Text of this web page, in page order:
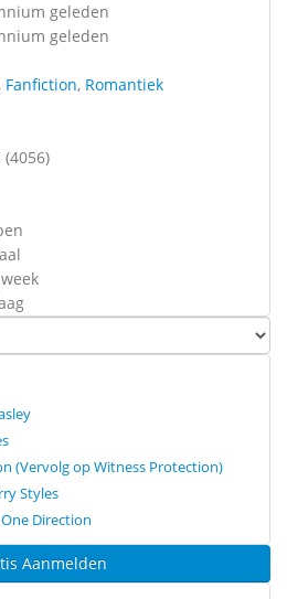
geleden
geleden
, Fanfiction, Romantiek
(4056)
(Vervolg op Witness Protection)
Styles
Direction
Aanmelden